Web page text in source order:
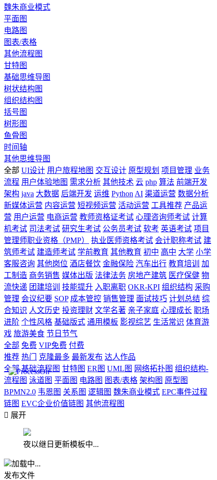
魏朱商业模式
平面图
电路图
图表/表格
其他流程图
甘特图
基础思维导图
树状结构图
组织结构图
括号图
树形图
鱼骨图
时间轴
其他思维导图
全部 UI设计 用户旅程地图 交互设计 原型规划 项目管理 业务
流程 用户体验地图 需求分析 其他技术 云 php 算法 前端开发
架构 java 大数据 后端开发 运维 Python AI 渠道运营 数据分析
新媒体运营 内容运营 短视频运营 活动运营 工具推荐 产品运
营 用户运营 电商运营 教师资格证考试 心理咨询师考试 计算
机考试 司法考试 研究生考试 公务员考试 软考 英语考试 项目
管理师职业资格（PMP）
执业医师资格考试 会计职称考试 建
筑师考试 建造师考试 学前教育 其他教育 初中 高中 大学 小学
客服咨询 其他岗位 酒店餐饮 金融保险 汽车出行 教育培训
加
工制造 商务销售 媒体出版 法律法务 房地产建筑 医疗保健 物
流快递 团建培训 技能提升 入职离职 OKR-KPI 组织结构 采购
管理 会议纪要 SOP 成本管控 销售管理 面试技巧 计划总结 综
合知识 人文历史 投资理财 文学名著 亲子家庭 心理成长 职场
进阶 个性风格 基础版式 通用模板 影视综艺 生活常识 体育游
戏 旅游美食 节日节气
全部 免费 VIP免费 付费
推荐 热门 克隆最多 最新发布 达人作品
全部 基础流程图 甘特图 ER图 UML图 网络拓扑图 组织结构-
流程图 泳道图 平面图 电路图 图表/表格 架构图 原型图
BPMN2.0 韦恩图 关系图 逻辑图 魏朱商业模式 EPC事件过程
链图 EVC企业价值链图 其他流程图
 展开
夜以继日更新模板中...
加载中...
发布文件